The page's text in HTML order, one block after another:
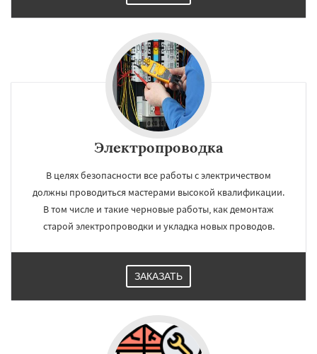
Электропроводка
В целях безопасности все работы с электричеством
должны проводиться мастерами высокой квалификации.
В том числе и такие черновые работы, как демонтаж
старой электропроводки и укладка новых проводов.
ЗАКАЗАТЬ